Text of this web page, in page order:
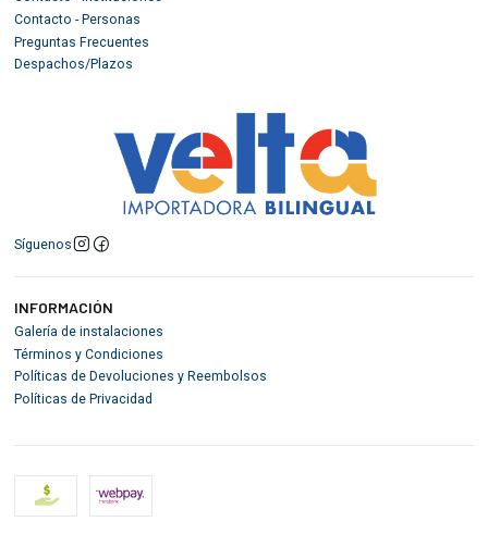
Contacto - Personas
Preguntas Frecuentes
Despachos/Plazos
Síguenos
INFORMACIÓN
Galería de instalaciones
Términos y Condiciones
Políticas de Devoluciones y Reembolsos
Políticas de Privacidad